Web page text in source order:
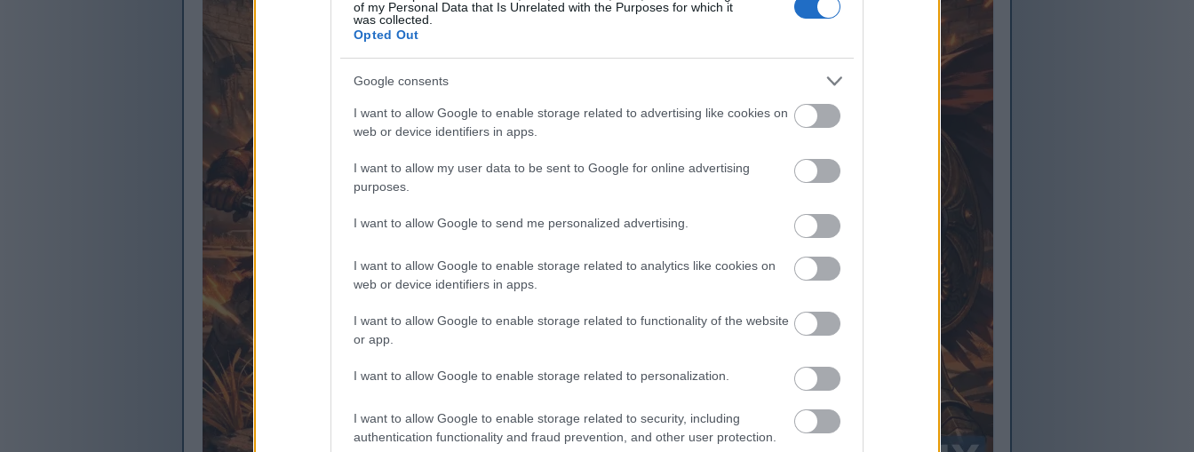
of my Personal Data that Is Unrelated with the Purposes for which it
was collected.
Opted Out
Google consents
I want to allow Google to enable storage related to advertising like cookies on
web or device identifiers in apps.
I want to allow my user data to be sent to Google for online advertising
purposes.
I want to allow Google to send me personalized advertising.
I want to allow Google to enable storage related to analytics like cookies on
web or device identifiers in apps.
I want to allow Google to enable storage related to functionality of the website
or app.
I want to allow Google to enable storage related to personalization.
I want to allow Google to enable storage related to security, including
authentication functionality and fraud prevention, and other user protection.